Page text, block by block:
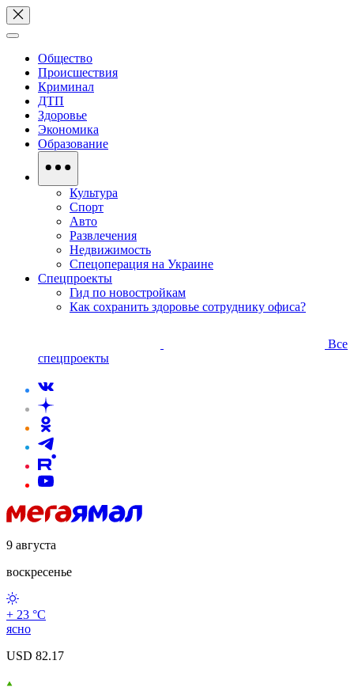
Общество
Происшествия
Криминал
ДТП
Здоровье
Экономика
Образование
Культура
Спорт
Авто
Развлечения
Недвижимость
Спецоперация на Украине
Спецпроекты
Гид по новостройкам
Как сохранить здоровье сотруднику офиса?
Все
спецпроекты
9 августа
воскресенье
+ 23 °С
ясно
USD 82.17